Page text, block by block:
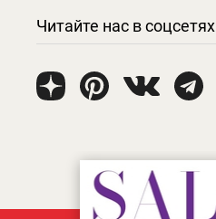
Читайте нас в соцсетях